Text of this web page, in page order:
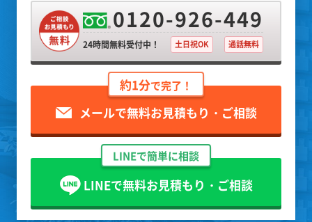
0120-926-449
24時間無料受付中！ 土日祝OK 通話無料
約1分で完了！
メールで無料お見積もり・ご相談
LINEで簡単に相談
LINEで無料お見積もり・ご相談